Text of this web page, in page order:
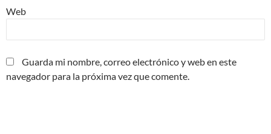
Web
Guarda mi nombre, correo electrónico y web en este
navegador para la próxima vez que comente.